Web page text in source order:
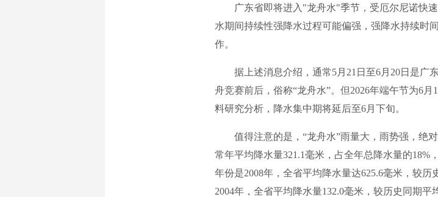
广东省即将进入"龙舟水"季节，受厄尔尼诺快速
水期间持续性强降水过程可能偏强，强降水持续时
作。
据上述消息介绍，通常5月21日至6月20日是广
舟竞赛前后，俗称“龙舟水”。但2026年端午节为6
料研究分析，降水集中期将延后至6月下旬。
值得注意的是，“龙舟水”雨量大，雨势强，绝对
常年平均降水量321.1毫米，占全年总降水量的18%
年份是2008年，全省平均降水量达625.6毫米，较
2004年，全省平均降水量132.0毫米，较历史同期平